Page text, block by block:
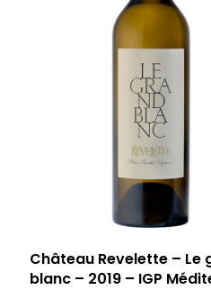
Château Revelette – Le
blanc – 2019 – IGP